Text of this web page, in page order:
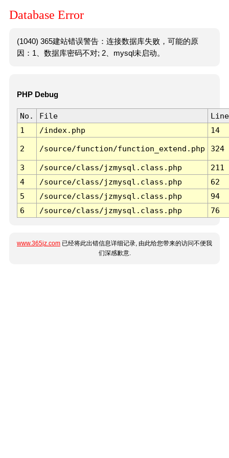
Database Error
(1040) 365建站错误警告：连接数据库失败，可能的原
因：1、数据库密码不对; 2、mysql未启动。
PHP Debug
No. File
Line
1
/index.php 14
2 /source/function/function_extend.php 324
3 /source/class/jzmysql.class.php
211
4
/source/class/jzmysql.class.php
62
5
/source/class/jzmysql.class.php
94
6
/source/class/jzmysql.class.php 76
www.365jz.com 已经将此出错信息详细记录, 由此给您带来的访问不便我
们深感歉意.